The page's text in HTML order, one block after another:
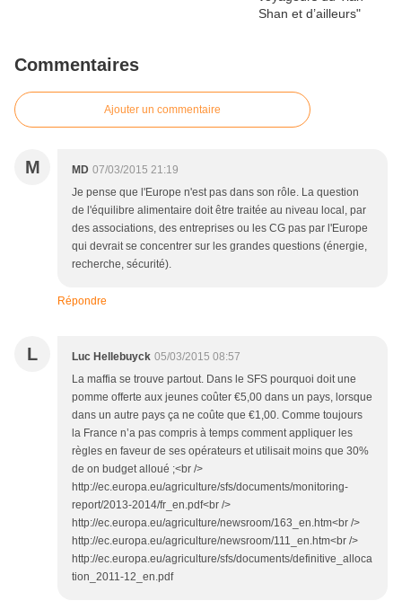
Commentaires
Ajouter un commentaire
M MD 07/03/2015 21:19
Je pense que l'Europe n'est pas dans son rôle. La question
de l'équilibre alimentaire doit être traitée au niveau local, par
des associations, des entreprises ou les CG pas par l'Europe
qui devrait se concentrer sur les grandes questions (énergie,
recherche, sécurité).
Répondre
L Luc Hellebuyck 05/03/2015 08:57
La maffia se trouve partout. Dans le SFS pourquoi doit une
pomme offerte aux jeunes coûter €5,00 dans un pays, lorsque
dans un autre pays ça ne coûte que €1,00. Comme toujours
la France n’a pas compris à temps comment appliquer les
règles en faveur de ses opérateurs et utilisait moins que 30%
de on budget alloué ;<br />
http://ec.europa.eu/agriculture/sfs/documents/monitoring-
report/2013-2014/fr_en.pdf<br />
http://ec.europa.eu/agriculture/newsroom/163_en.htm<br />
http://ec.europa.eu/agriculture/newsroom/111_en.htm<br />
http://ec.europa.eu/agriculture/sfs/documents/definitive_alloca
tion_2011-12_en.pdf